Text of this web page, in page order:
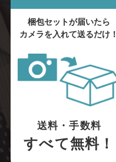
梱包セットが届いたら
カメラを入れて送るだけ！
送料・手数料
すべて無料！